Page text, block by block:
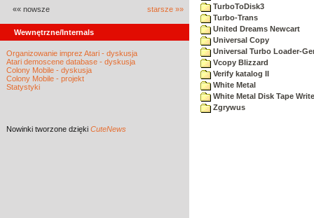
«« nowsze starsze »»
Wewnętrzne/Internals
Organizowanie imprez Atari - dyskusja
Atari demoscene database - dyskusja
Colony Mobile - dyskusja
Colony Mobile - projekt
Statystyki
Nowinki tworzone dzięki CuteNews
TurboToDisk3
Turbo-Trans
United Dreams Newcart
Universal Copy
Universal Turbo Loader-
Vcopy Blizzard
Verify katalog II
White Metal
White Metal Disk Tape
Zgrywus